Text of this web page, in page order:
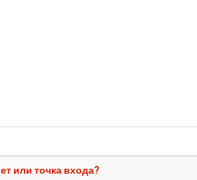
или точка входа?